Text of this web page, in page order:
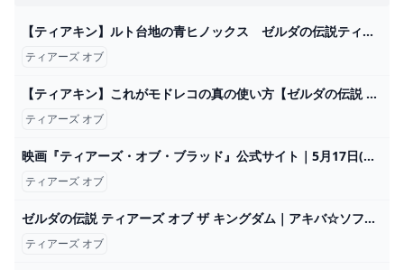
【ティアキン】ルト台地の青ヒノックス ゼルダの伝説ティアーズ オブ ザ キングダム #ゼルダの伝説 #ティアキン #zelda #shorts - YouTube
ティアーズ オブ
【ティアキン】これがモドレコの真の使い方【ゼルダの伝説 ティアーズ オブ ザ キングダム】 - YouTube
ティアーズ オブ
映画『ティアーズ・オブ・ブラッド』公式サイト｜5月17日(金)公開
ティアーズ オブ
ゼルダの伝説 ティアーズ オブ ザ キングダム｜アキバ☆ソフマップsofmap
ティアーズ オブ